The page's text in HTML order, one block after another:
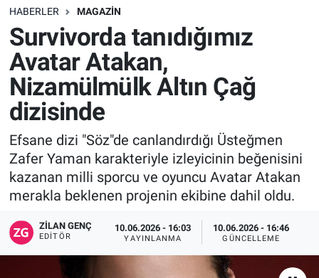
HABERLER MAGAZİN
Survivorda tanıdığımız
Avatar Atakan,
Nizamülmülk Altın Çağ
dizisinde
Efsane dizi "Söz"de canlandırdığı Üsteğmen
Zafer Yaman karakteriyle izleyicinin beğenisini
kazanan milli sporcu ve oyuncu Avatar Atakan
merakla beklenen projenin ekibine dahil oldu.
ZILAN GENÇ
EDITÖR
10.06.2026 - 16:03
YAYINLANMA
10.06.2026 - 16:46
GÜNCELLEME